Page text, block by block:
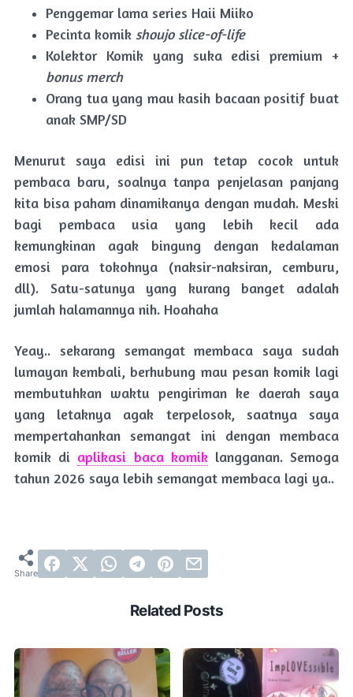
Penggemar lama series Haii Miiko
Pecinta komik shoujo slice-of-life
Kolektor Komik yang suka edisi premium +
bonus merch
Orang tua yang mau kasih bacaan positif buat
anak SMP/SD
Menurut saya edisi ini pun tetap cocok untuk
pembaca baru, soalnya tanpa penjelasan panjang
kita bisa paham dinamikanya dengan mudah. Meski
bagi pembaca usia yang lebih kecil ada
kemungkinan agak bingung dengan kedalaman
emosi para tokohnya (naksir-naksiran, cemburu,
dll). Satu-satunya yang kurang banget adalah
jumlah halamannya nih. Hoahaha
Yeay.. sekarang semangat membaca saya sudah
lumayan kembali, berhubung mau pesan komik lagi
membutuhkan waktu pengiriman ke daerah saya
yang letaknya agak terpelosok, saatnya saya
mempertahankan semangat ini dengan membaca
komik di aplikasi baca komiklangganan. Semoga
tahun 2026 saya lebih semangat membaca lagi ya..
Related Posts